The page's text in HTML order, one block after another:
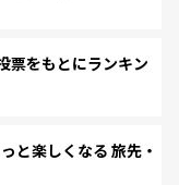
をもとにランキン
楽しくなる 旅先・